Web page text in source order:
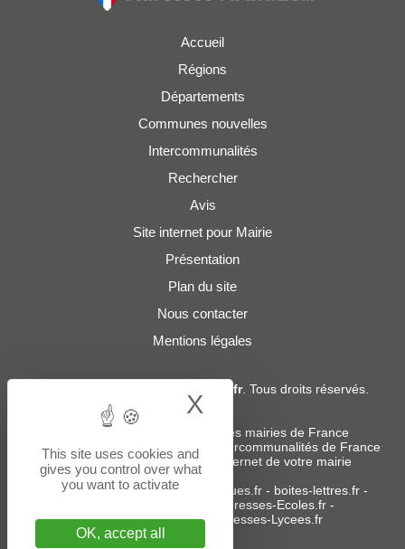
Accueil
Régions
Départements
Communes nouvelles
Intercommunalités
Rechercher
Avis
Site internet pour Mairie
Présentation
Plan du site
Nous contacter
Mentions légales
Adresses-Mairies.fr. Tous droits réservés.
Services :
Liste des adresses e-mails des mairies de France
Liste des adresses e-mails des intercommunalités de France
-Création ou refonte du site internet de votre mairie
Sites partenaires:donneespubliques.fr- boites-lettres.fr-
Adresses-Ecoles.fr -
Adresses-Colleges.fr- Adresses-Lycees.fr
This site uses cookies and
gives you control over what
you want to activate
OK, accept all
X